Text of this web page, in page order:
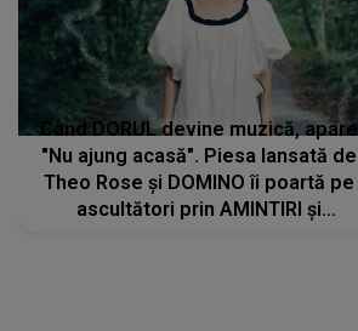
Când DORUL devine muzică, apare
"Nu ajung acasă". Piesa lansată de
Theo Rose și DOMINO îi poartă pe
ascultători prin AMINTIRI și